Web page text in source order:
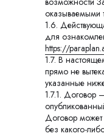
оказываемыми
1.6.
для
https://
1.7. В
прямо не
указанные
1.7.1. Договор
Договор
без какого-